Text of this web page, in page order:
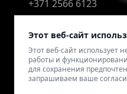
Этот веб-сайт
Этот веб-сайт использует
работы и
для сохранения
запрашиваем ваше
+371 2566 6123